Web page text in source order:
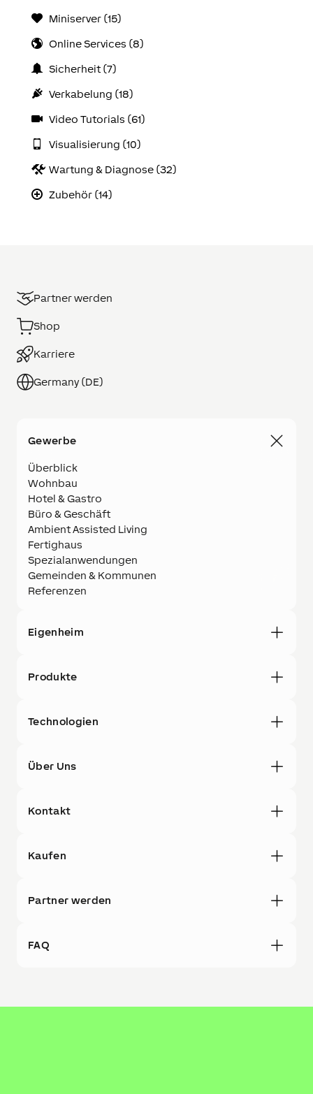
Miniserver (15)
Online Services (8)
Sicherheit (7)
Verkabelung (18)
Video Tutorials (61)
Visualisierung (10)
Wartung & Diagnose (32)
Zubehör (14)
Partner werden
Shop
Karriere
Germany (DE)
Gewerbe
Überblick
Wohnbau
Hotel & Gastro
Büro & Geschäft
Ambient Assisted Living
Fertighaus
Spezialanwendungen
Gemeinden & Kommunen
Referenzen
Eigenheim
Produkte
Technologien
Über Uns
Kontakt
Kaufen
Partner werden
FAQ